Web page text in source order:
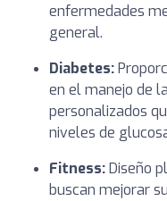
enfermedades
general.
Diabetes:
en el manejo de
personalizados
niveles de
Fitness:Diseño
buscan mejorar